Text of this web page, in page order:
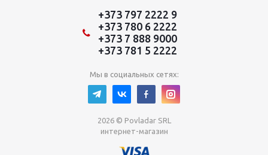
+373 797 2222 9
+373 780 6 2222
+373 7 888 9000
+373 781 5 2222
Мы в социальных сетях:
2026 © Povladar SRL
интернет-магазин